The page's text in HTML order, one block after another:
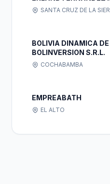
SANTA CRUZ DE LA
BOLIVIA DINAMICA
BOLINVERSION S.R.L.
COCHABAMBA
EMPREABATH
EL ALTO